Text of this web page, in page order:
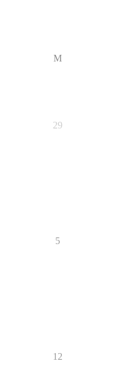
M
29
5
12